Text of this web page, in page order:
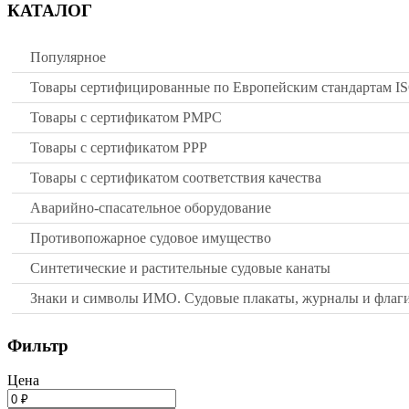
КАТАЛОГ
Популярное
Товары сертифицированные по Европейским стандартам
Товары с сертификатом РМРС
Товары с сертификатом РРР
Товары с сертификатом соответствия качества
Аварийно-спасательное оборудование
Противопожарное судовое имущество
Синтетические и растительные судовые канаты
Знаки и символы ИМО. Судовые плакаты, журналы и
Фильтр
Цена